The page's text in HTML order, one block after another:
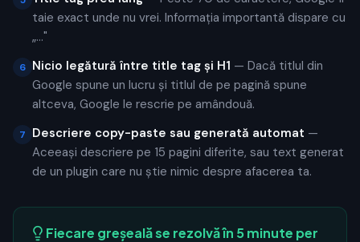
taie exact unde nu vrei. Informația importantă dispare cu
„..."
6 Nicio legătură între title tag și H1 — Dacă titlul din
Google spune un lucru și titlul de pe pagină spune
altceva, Google le rescrie pe amândouă.
7 Descriere copy-paste sau generată automat —
Aceeași descriere pe 15 pagini diferite, sau text generat
de un plugin care nu știe nimic despre afacerea ta.
Fiecare greșeală se rezolvă în 5 minute per